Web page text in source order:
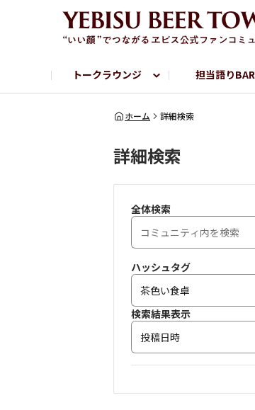
トークラウンジ
フリートーク
担当語りBAR
ヱビス提供店情報
ヱビスブランドサイト
サッポロビール公式Instagram
ホーム 詳細検索
詳細検索
全体検索
ハッシュタグ
検索結果表示
投稿日時